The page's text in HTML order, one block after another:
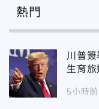
熱門
川普
生育旅
5小時前